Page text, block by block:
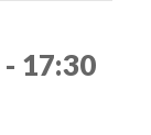
- 17:30